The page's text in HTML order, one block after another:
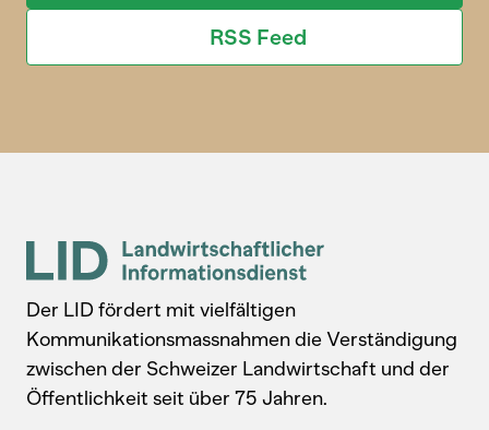
RSS Feed
Der LID fördert mit vielfältigen
Kommunikationsmassnahmen die Verständigung
zwischen der Schweizer Landwirtschaft und der
Öffentlichkeit seit über 75 Jahren.